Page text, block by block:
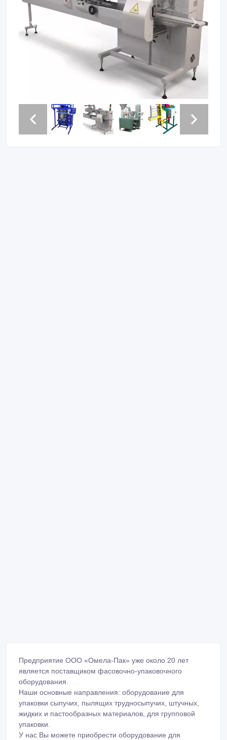
Предприятие ООО «Омела-Пак» уже около 20 лет
является поставщиком фасовочно-упаковочного
оборудования.
Наши основные направления: оборудование для
упаковки сыпучих, пылящих трудносыпучих, штучных,
жидких и пастообразных материалов, для групповой
упаковки.
У нас Вы можете приобрести оборудование для